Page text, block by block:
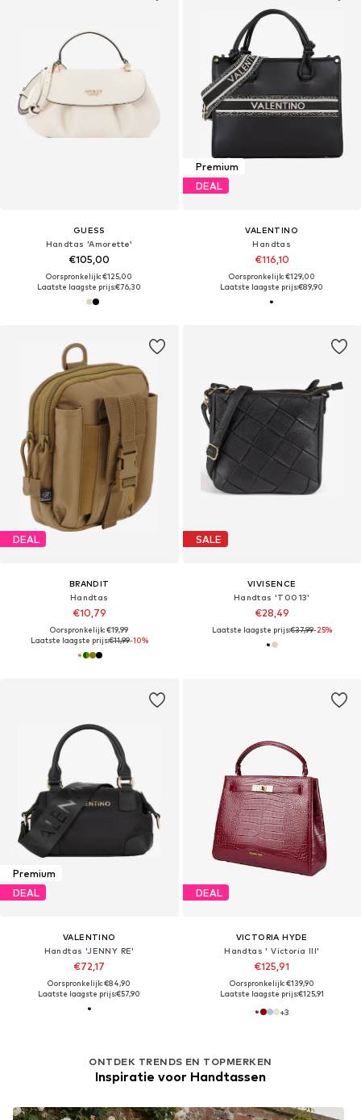
GUESS
Handtas 'Amorette'
€105,00
Oorspronkelijk: €125,00
Laatste laagste prijs:€76,30
Premium
DEAL
VALENTINO
Handtas
€116,10
Oorspronkelijk: €129,00
Laatste laagste prijs:€89,90
DEAL
BRANDIT
Handtas
€10,79
Oorspronkelijk: €19,99
Laatste laagste prijs:€11,99-10%
SALE
VIVISENCE
Handtas 'T0013'
€28,49
Laatste laagste prijs:€37,99-25%
Premium
DEAL
VALENTINO
Handtas 'JENNY RE'
€72,17
Oorspronkelijk: €84,90
Laatste laagste prijs:€57,90
DEAL
VICTORIA HYDE
Handtas ' Victoria III'
€125,91
Oorspronkelijk: €139,90
Laatste laagste prijs:€125,91
+3
ONTDEK TRENDS EN TOPMERKEN
Inspiratie voor Handtassen